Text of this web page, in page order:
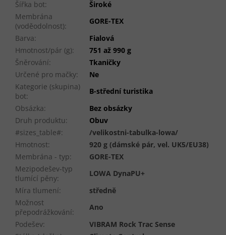
Šířka bot:
Široké
Membrána
(voděodolnost):
GORE-TEX
Barva:
Fialová
Hmotnost/pár (g):
751 až 990 g
Šněrování:
Tkaničky
Určené pro mačky:
Ne
Kategorie (skupina)
bot:
B-střední turistika
Obsázka:
Bez obsázky
Druh produktu:
Obuv
#sizes_table#:
/velikostni-tabulka-lowa/
Hmotnost:
920 g (dámské pár, vel. UK5/EU38)
Membrána - typ:
GORE-TEX
Mezipodešev-typ
tlumící pěny:
LOWA DynaPU+
Míra tlumení:
středně
Možnost
přepodrážkování:
Ano
Podešev:
VIBRAM Rock Trac Sense